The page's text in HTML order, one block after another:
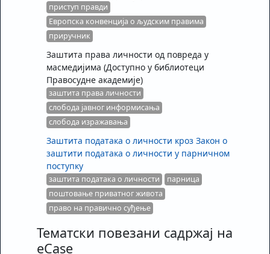
приступ правди
Европска конвенција о људским правима
приручник
Заштита права личности од повреда у
масмедијима (Доступно у библиотеци
Правосудне академије)
заштита права личности
слобода јавног информисања
слобода изражавања
Заштита података о личности кроз Закон о
заштити података о личности у парничном
поступку
заштита података о личности
парница
поштовање приватног живота
право на правично суђење
Тематски повезани садржај на
eCase